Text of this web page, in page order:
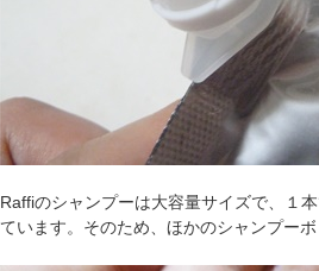
Raffiのシャンプーは大容量サイズで、１
ています。そのため、ほかのシャンプー